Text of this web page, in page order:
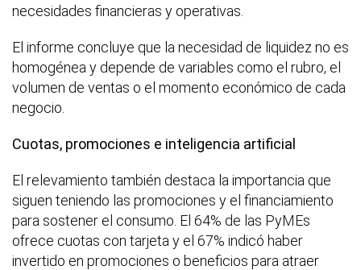
necesidades financieras y operativas.
El informe concluye que la necesidad de liquidez no es
homogénea y depende de variables como el rubro, el
volumen de ventas o el momento económico de cada
negocio.
Cuotas, promociones e inteligencia artificial
El relevamiento también destaca la importancia que
siguen teniendo las promociones y el financiamiento
para sostener el consumo. El 64% de las PyMEs
ofrece cuotas con tarjeta y el 67% indicó haber
invertido en promociones o beneficios para atraer